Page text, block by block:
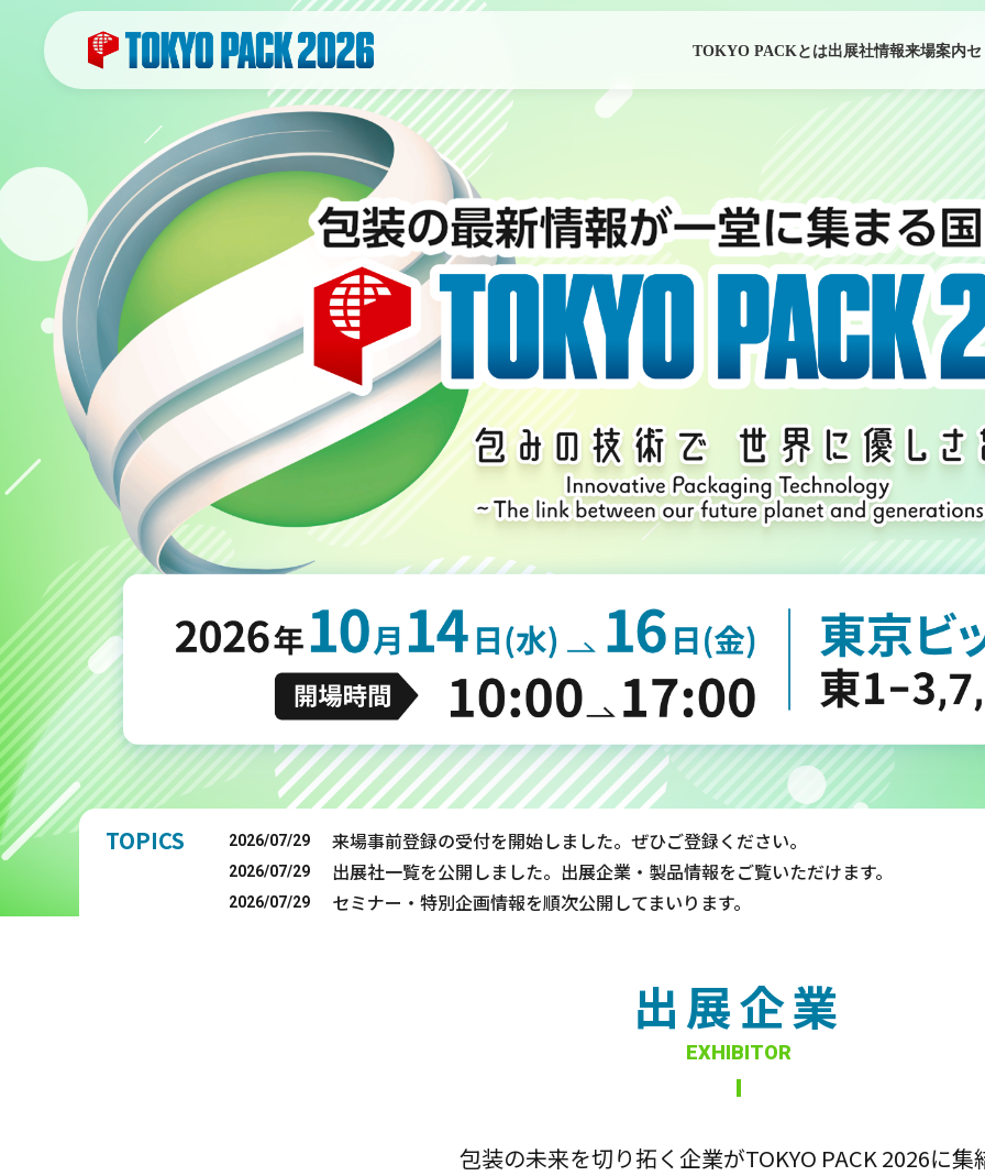
TOKYO PACKとは出展社情報来場案内セ
TOPICS 2026/07/29 来場事前登録の受付を開始しました。ぜひご登録ください。
2026/07/29 出展社一覧を公開しました。出展企業・製品情報をご覧いただけます。
2026/07/29 セミナー・特別企画情報を順次公開してまいります。
出展企業
EXHIBITOR
包装の未来を切り拓く企業がTOKYO PACK 2026に集